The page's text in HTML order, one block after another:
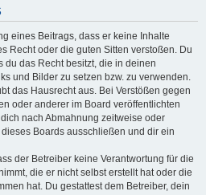
eines Beitrags, dass er keine Inhalte
Recht oder die guten Sitten verstoßen. Du
du das Recht besitzt, die in deinen
und Bilder zu setzen bzw. zu verwenden.
das Hausrecht aus. Bei Verstößen gegen
oder anderer im Board veröffentlichten
nach Abmahnung zeitweise oder
Boards ausschließen und dir ein
der Betreiber keine Verantwortung für die
die er nicht selbst erstellt hat oder die
hat. Du gestattest dem Betreiber, dein